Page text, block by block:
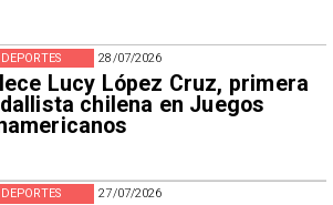
28/07/2026
Lucy López Cruz, primera
chilena en Juegos
DEPORTES
27/07/2026
DEPORTES